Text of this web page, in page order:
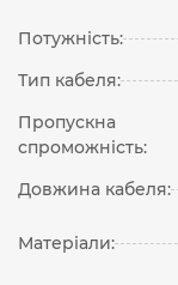
Потужність:
Тип кабеля:
Пропускна
спроможність:
Довжина кабеля:
Матеріали: